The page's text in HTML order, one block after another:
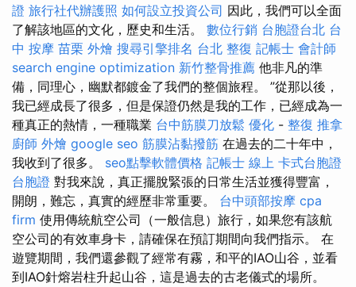
證 旅行社代辦護照 如何設立投資公司 因此，我們可以全面
了解該地區的文化，歷史和生活。 數位行銷 台胞證台北 台
中 按摩 苗栗 外燴 搜尋引擎排名 台北 整復 記帳士 會計師
search engine optimization 新竹整骨推薦 他非凡的準
備，同理心，幽默都鍍金了我們的整個旅程。 ”從那以後，
我已經成長了很多，但是保證仍然是我的工作，已經成為一
種真正的熱情，一種職業 台中筋膜刀放鬆 優化 - 整復 推拿
廚師 外燴 google seo 筋膜沾黏撥筋 在過去的二十年中，
我收到了很多。 seo點擊軟體價格 記帳士 線上 卡式台胞證
台胞證 對我來說，真正擺脫緊張的日常生活並獲得豐富，
開朗，難忘，真實的經歷非常重要。 台中頭部按摩 cpa
firm 使用傳統航空公司（一般信息）旅行，如果您有該航
空公司的有效車身卡，請確保在預訂期間向我們指示。 在
遊覽期間，我們還參觀了經常有霧，和平的IAO山谷，並看
到IAO針熔岩柱升起山谷，這是過去的古老儀式的場所。